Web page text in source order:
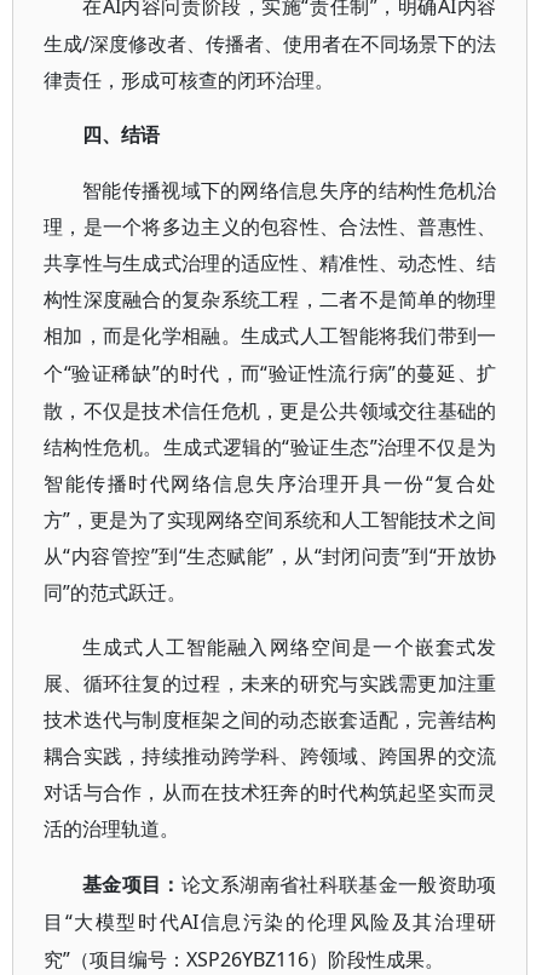
在AI内容问责阶段，实施“责任制”，明确AI内容
生成/深度修改者、传播者、使用者在不同场景下的法
律责任，形成可核查的闭环治理。
四、结语
智能传播视域下的网络信息失序的结构性危机治
理，是一个将多边主义的包容性、合法性、普惠性、
共享性与生成式治理的适应性、精准性、动态性、结
构性深度融合的复杂系统工程，二者不是简单的物理
相加，而是化学相融。生成式人工智能将我们带到一
个“验证稀缺”的时代，而“验证性流行病”的蔓延、扩
散，不仅是技术信任危机，更是公共领域交往基础的
结构性危机。生成式逻辑的“验证生态”治理不仅是为
智能传播时代网络信息失序治理开具一份“复合处
方”，更是为了实现网络空间系统和人工智能技术之间
从“内容管控”到“生态赋能”，从“封闭问责”到“开放协
同”的范式跃迁。
生成式人工智能融入网络空间是一个嵌套式发
展、循环往复的过程，未来的研究与实践需更加注重
技术迭代与制度框架之间的动态嵌套适配，完善结构
耦合实践，持续推动跨学科、跨领域、跨国界的交流
对话与合作，从而在技术狂奔的时代构筑起坚实而灵
活的治理轨道。
基金项目： 论文系湖南省社科联基金一般资助项
目 “大模型时代AI信息污染的伦理风险及其治理研
究”（项目编号：XSP26YBZ116）阶段性成果。